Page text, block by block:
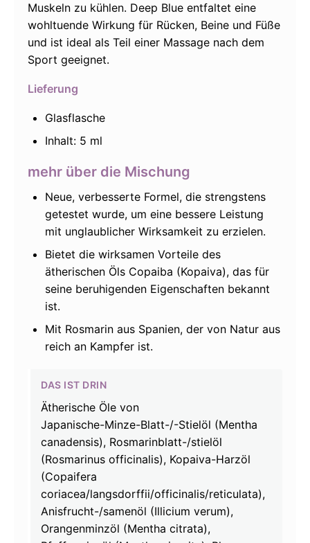
Muskeln zu kühlen. Deep Blue entfaltet eine
wohltuende Wirkung für Rücken, Beine und Füße
und ist ideal als Teil einer Massage nach dem
Sport geeignet.
Lieferung
Glasflasche
Inhalt: 5 ml
mehr über die Mischung
Neue, verbesserte Formel, die strengstens
getestet wurde, um eine bessere Leistung
mit unglaublicher Wirksamkeit zu erzielen.
Bietet die wirksamen Vorteile des
ätherischen Öls Copaiba (Kopaiva), das für
seine beruhigenden Eigenschaften bekannt
ist.
Mit Rosmarin aus Spanien, der von Natur aus
reich an Kampfer ist.
DAS IST DRIN
Ätherische Öle von
Japanische-Minze-Blatt-/-Stielöl (Mentha
canadensis), Rosmarinblatt-/stielöl
(Rosmarinus officinalis), Kopaiva-Harzöl
(Copaifera
coriacea/langsdorffii/officinalis/reticulata),
Anisfrucht-/samenöl (Illicium verum),
Orangenminzöl (Mentha citrata),